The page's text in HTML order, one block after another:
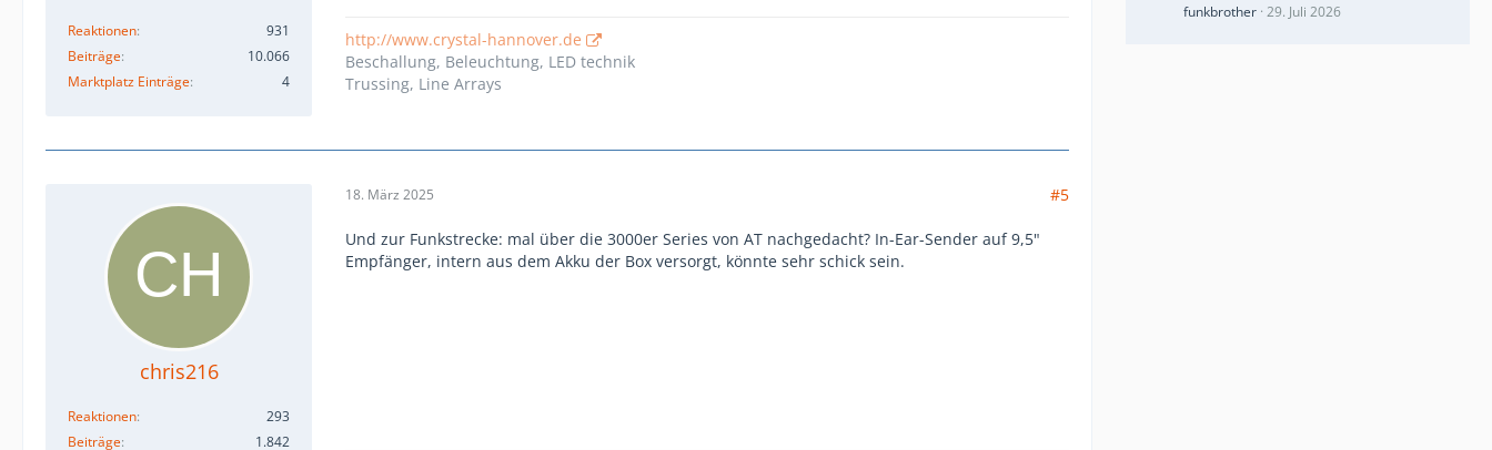
Reaktionen
931
Beiträge
10.066
Marktplatz Einträge
4
http://www.crystal-hannover.de
Beschallung, Beleuchtung, LED technik
Trussing, Line Arrays
chris216
Reaktionen
293
Beiträge
1.842
18. März 2025 #5
Und zur Funkstrecke: mal über die 3000er Series von AT nachgedacht? In-Ear-Sender auf 9,5"
Empfänger, intern aus dem Akku der Box versorgt, könnte sehr schick sein.
funkbrother 29. Juli 2026